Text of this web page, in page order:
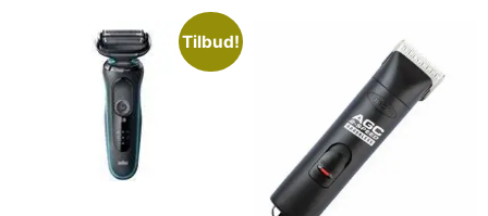
Tilbud!